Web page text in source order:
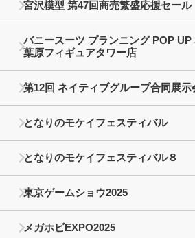
宮沢模型 第47回商売繁盛応援セール
バニースーツ プランニング POP
葉原フィギュアタワー店
第12回 ネイティブグループ合同展示
となりのモケイフェスティバル
となりのモケイフェスティバル８
東京ゲームショウ2025
メガホビEXPO2025